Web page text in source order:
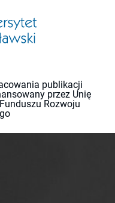
publikacji
przez Unię
Rozwoju